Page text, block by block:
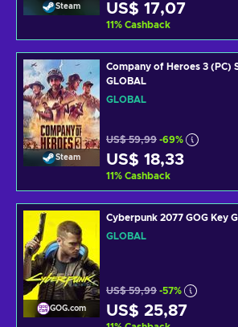
Steam US$ 17,07
11% Cashback
Steam
Company of Heroes 3 (PC)
GLOBAL
GLOBAL
US$ 59,99 -69%
US$ 18,33
11% Cashback
GOG.com
Cyberpunk 2077 GOG Key
GLOBAL
US$ 59,99 -57%
US$ 25,87